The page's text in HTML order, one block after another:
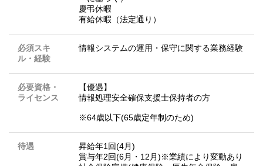
慶弔休暇
有給休暇（法定通り）
必須スキ
ル・経験
情報システムの運用・保守に関する業務経験
必要資格・
ライセンス
【優遇】
情報処理安全確保支援士保持者の方
※64歳以下(65歳定年制のため)
待遇
昇給年1回(4月)
賞与年2回(6月・12月)※業績により変動あり